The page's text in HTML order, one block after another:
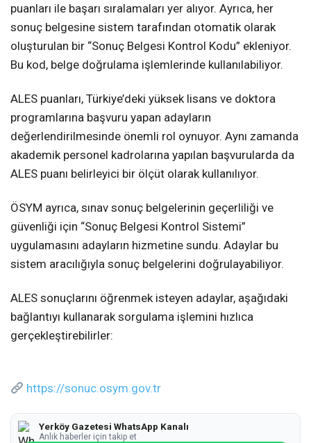
puanları ile başarı sıralamaları yer alıyor. Ayrıca, her
sonuç belgesine sistem tarafından otomatik olarak
oluşturulan bir “Sonuç Belgesi Kontrol Kodu” ekleniyor.
Bu kod, belge doğrulama işlemlerinde kullanılabiliyor.
ALES puanları, Türkiye’deki yüksek lisans ve doktora
programlarına başvuru yapan adayların
değerlendirilmesinde önemli rol oynuyor. Aynı zamanda
akademik personel kadrolarına yapılan başvurularda da
ALES puanı belirleyici bir ölçüt olarak kullanılıyor.
ÖSYM ayrıca, sınav sonuç belgelerinin geçerliliği ve
güvenliği için “Sonuç Belgesi Kontrol Sistemi”
uygulamasını adayların hizmetine sundu. Adaylar bu
sistem aracılığıyla sonuç belgelerini doğrulayabiliyor.
ALES sonuçlarını öğrenmek isteyen adaylar, aşağıdaki
bağlantıyı kullanarak sorgulama işlemini hızlıca
gerçekleştirebilirler:
https://sonuc.osym.gov.tr
Yerköy Gazetesi WhatsApp Kanalı
Anlık haberler için takip et